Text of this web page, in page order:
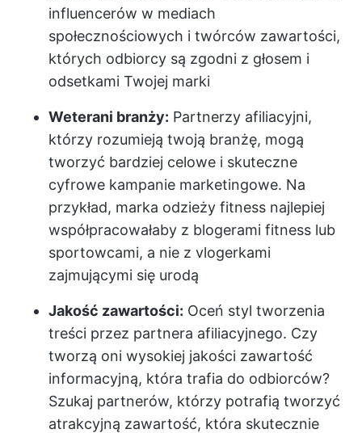
influencerów w mediach
społecznościowych i twórców zawartości,
których odbiorcy są zgodni z głosem i
odsetkami Twojej marki
Weterani branży: Partnerzy afiliacyjni,
którzy rozumieją twoją branżę, mogą
tworzyć bardziej celowe i skuteczne
cyfrowe kampanie marketingowe. Na
przykład, marka odzieży fitness najlepiej
współpracowałaby z blogerami fitness lub
sportowcami, a nie z vlogerkami
zajmującymi się urodą
Jakość zawartości: Oceń styl tworzenia
treści przez partnera afiliacyjnego. Czy
tworzą oni wysokiej jakości zawartość
informacyjną, która trafia do odbiorców?
Szukaj partnerów, którzy potrafią tworzyć
atrakcyjną zawartość, która skutecznie